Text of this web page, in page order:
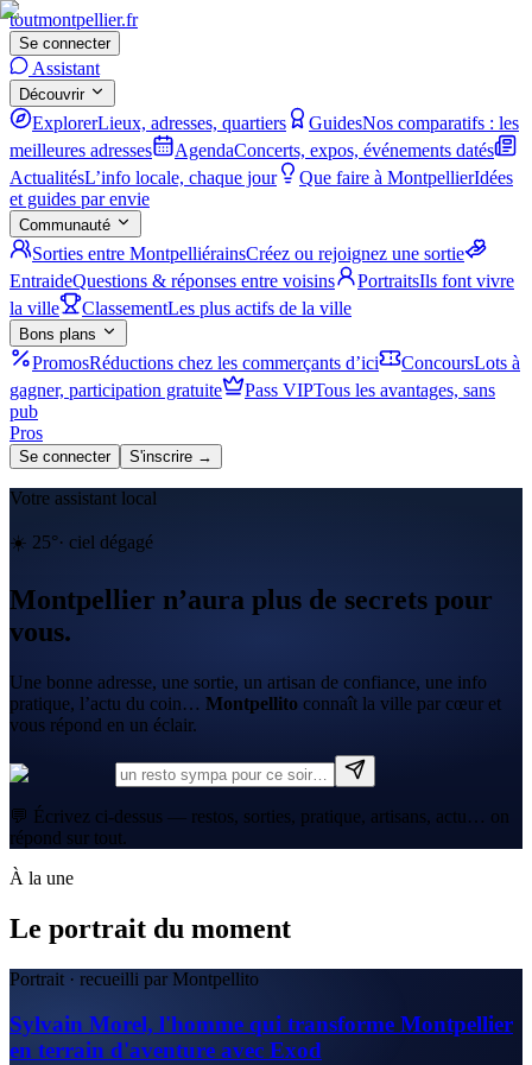
toutmontpellier.fr
Se connecter
Assistant
Découvrir
ExplorerLieux, adresses, quartiers GuidesNos comparatifs : les
meilleures adresses
AgendaConcerts, expos, événements datés
ActualitésL’info locale, chaque jour Que faire à MontpellierIdées
et guides par envie
Communauté
Sorties entre MontpelliérainsCréez ou rejoignez une sortie
EntraideQuestions & réponses entre voisins PortraitsIls font vivre
la ville
ClassementLes plus actifs de la ville
Bons plans
PromosRéductions chez les commerçants d’ici ConcoursLots à
gagner, participation gratuite
Pass VIPTous les avantages, sans
pub
Pros
Se connecter S'inscrire →
Votre assistant local
☀️ 25°· ciel dégagé
Montpellier n’aura plus de secrets pour
vous.
Une bonne adresse, une sortie, un artisan de confiance, une info
pratique, l’actu du coin… Montpellito connaît la ville par cœur et
vous répond en un éclair.
💬 Écrivez ci-dessus — restos, sorties, pratique, artisans, actu… on
répond sur tout.
À la une
Le portrait du moment
Portrait · recueilli par Montpellito
Sylvain Morel, l'homme qui transforme Montpellier
en terrain d'aventure avec Exod